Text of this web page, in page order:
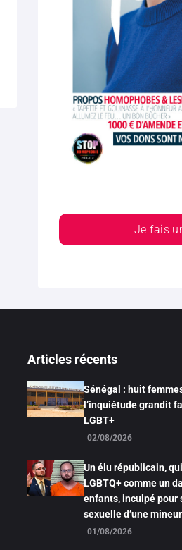
Je fais
Articles récents
Sénégal : huit
l’inquiétude grandit
LGBT+
02/08/2026
Un élu républicain,
LGBTQ+ comme un
enfants, inculpé
sexuelle d’une
01/08/2026